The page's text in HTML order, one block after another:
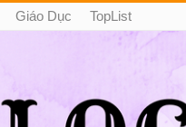
Giáo Dục TopList